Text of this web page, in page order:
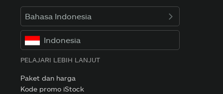
Bahasa Indonesia
Indonesia
PELAJARI LEBIH LANJUT
Paket dan harga
Kode promo iStock